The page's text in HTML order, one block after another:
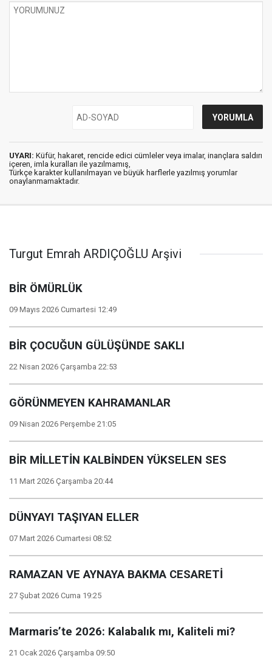
UYARI: Küfür, hakaret, rencide edici cümleler veya imalar, inançlara saldırı
içeren, imla kuralları ile yazılmamış,
Türkçe karakter kullanılmayan ve büyük harflerle yazılmış yorumlar
onaylanmamaktadır.
Turgut Emrah ARDIÇOĞLU Arşivi
BİR ÖMÜRLÜK
09 Mayıs 2026 Cumartesi 12:49
BİR ÇOCUĞUN GÜLÜŞÜNDE SAKLI
22 Nisan 2026 Çarşamba 22:53
GÖRÜNMEYEN KAHRAMANLAR
09 Nisan 2026 Perşembe 21:05
BİR MİLLETİN KALBİNDEN YÜKSELEN SES
11 Mart 2026 Çarşamba 20:44
DÜNYAYI TAŞIYAN ELLER
07 Mart 2026 Cumartesi 08:52
RAMAZAN VE AYNAYA BAKMA CESARETİ
27 Şubat 2026 Cuma 19:25
Marmaris’te 2026: Kalabalık mı, Kaliteli mi?
21 Ocak 2026 Çarşamba 09:50